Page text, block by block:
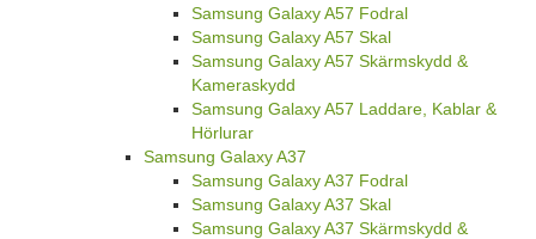
Samsung Galaxy A57 Fodral
Samsung Galaxy A57 Skal
Samsung Galaxy A57 Skärmskydd &
Kameraskydd
Samsung Galaxy A57 Laddare, Kablar &
Hörlurar
Samsung Galaxy A37
Samsung Galaxy A37 Fodral
Samsung Galaxy A37 Skal
Samsung Galaxy A37 Skärmskydd &